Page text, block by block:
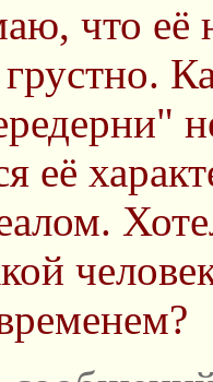
что её
её